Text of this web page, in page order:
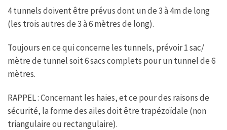
4 tunnels doivent être prévus dont un de 3 à 4m de long
(les trois autres de 3 à 6 mètres de long).
Toujours en ce qui concerne les tunnels, prévoir 1 sac/
mètre de tunnel soit 6 sacs complets pour un tunnel de 6
mètres.
RAPPEL : Concernant les haies, et ce pour des raisons de
sécurité, la forme des ailes doit être trapézoïdale (non
triangulaire ou rectangulaire).